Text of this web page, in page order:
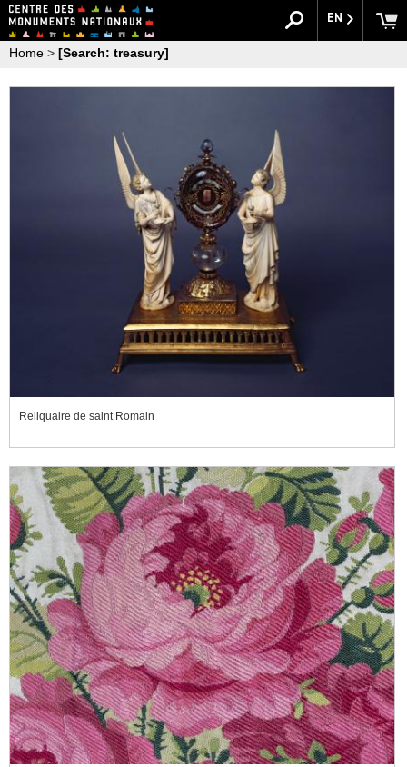
EN
Home > [Search: treasury]
Reliquaire de saint Romain